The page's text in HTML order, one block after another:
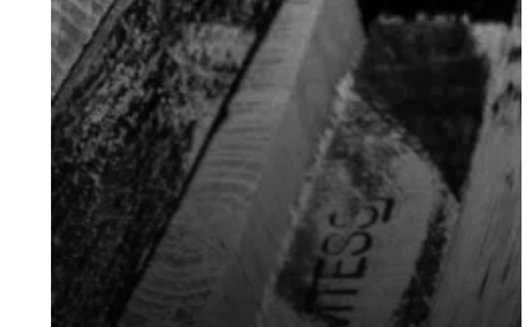
Appui technique et gestion de projets